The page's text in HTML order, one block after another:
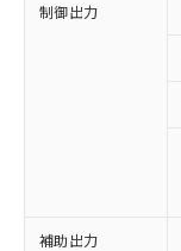
制御出力
補助出力